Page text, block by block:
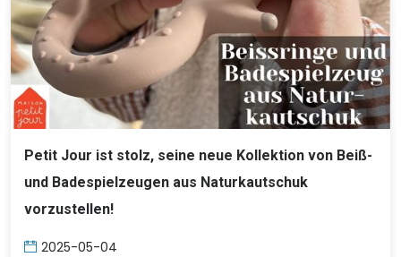
Petit Jour ist stolz, seine neue Kollektion von Beiß-
und Badespielzeugen aus Naturkautschuk
vorzustellen!
2025-05-04